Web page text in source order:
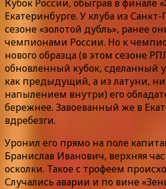
Кубок России, обыграв в финале
Екатеринбурге. У клуба из
сезоне «золотой дубль», ранее
чемпионами России. Но к
нового образца (в этом сезоне
обновленный кубок, сделанный
как предыдущий, а из латуни,
напылением внутри) его
бережнее. Завоеванный же в
вдребезги.
Уронил его прямо на поле
Бранислав Иванович, верхняя
осколки. Такое с трофеем
Случались аварии и по вине